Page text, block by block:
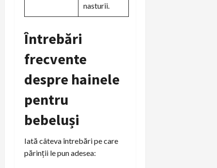
nasturii.
Întrebări
frecvente
despre hainele
pentru
bebeluși
Iată câteva întrebări pe care
părinții le pun adesea: